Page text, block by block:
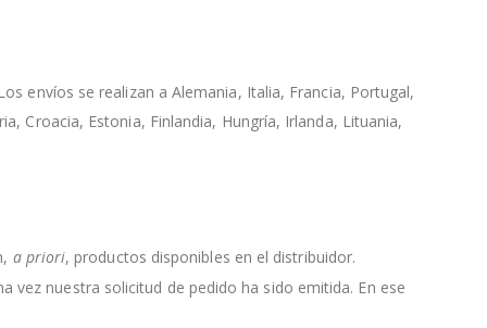
envíos se realizan a Alemania, Italia, Francia, Portugal,
Croacia, Estonia, Finlandia, Hungría, Irlanda, Lituania,
a priori, productos disponibles en el distribuidor.
nuestra solicitud de pedido ha sido emitida. En ese